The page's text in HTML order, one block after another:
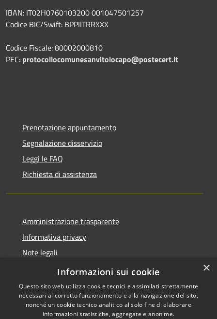
IBAN: IT02H0760103200 001047501257
Codice BIC/Swift: BPPIITRRXXX
Codice Fiscale: 80002000810
PEC: protocollocomunesanvitolocapo@postecert.it
Prenotazione appuntamento
Segnalazione disservizio
Leggi le FAQ
Richiesta di assistenza
Amministrazione trasparente
Informativa privacy
Note legali
Dichiarazione di accessibilità
×
Informazioni sui cookie
Questo sito web utilizza cookie tecnici e assimilati strettamente
necessari al corretto funzionamento e alla navigazione del sito,
nonché un cookie tecnico analitico al solo fine di elaborare
informazioni statistiche, aggregate e anonime.